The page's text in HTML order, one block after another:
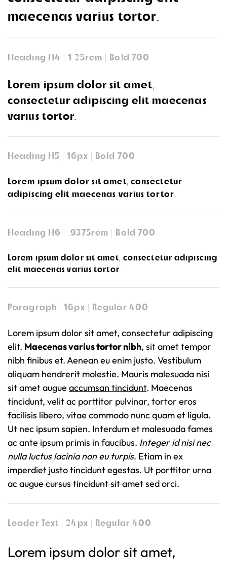
maecenas varius tortor.
Heading H4 | 1.25rem | Bold 700
Lorem ipsum dolor sit amet,
consectetur adipiscing elit maecenas
varius tortor.
Heading H5 | 16px | Bold 700
Lorem ipsum dolor sit amet, consectetur
adipiscing elit maecenas varius tortor.
Heading H6 | .9375rem | Bold 700
Lorem ipsum dolor sit amet, consectetur adipiscing
elit maecenas varius tortor.
Paragraph | 16px | Regular 400
Lorem ipsum dolor sit amet, consectetur adipiscing
elit. Maecenas varius tortor nibh, sit amet tempor
nibh finibus et. Aenean eu enim justo. Vestibulum
aliquam hendrerit molestie. Mauris malesuada nisi
sit amet augue accumsan tincidunt. Maecenas
tincidunt, velit ac porttitor pulvinar, tortor eros
facilisis libero, vitae commodo nunc quam et ligula.
Ut nec ipsum sapien. Interdum et malesuada fames
ac ante ipsum primis in faucibus. Integer id nisi nec
nulla luctus lacinia non eu turpis. Etiam in ex
imperdiet justo tincidunt egestas. Ut porttitor urna
acaugue cursus tincidunt sit ametsed orci.
Leader Text | 24px | Regular 400
Lorem ipsum dolor sit amet,